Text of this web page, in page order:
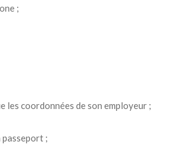
;
les coordonnées de son employeur ;
passeport ;